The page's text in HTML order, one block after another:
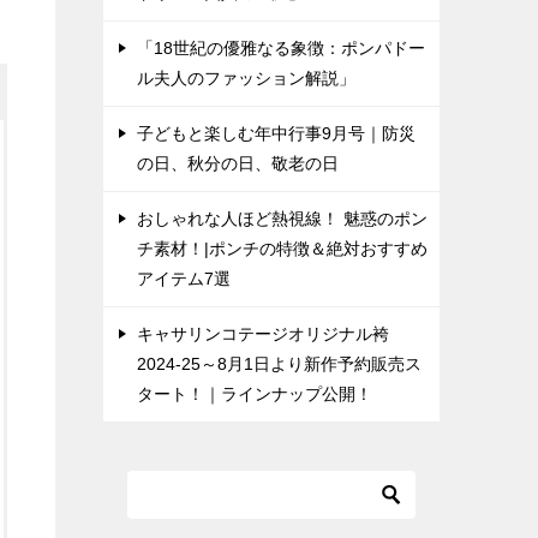
「18世紀の優雅なる象徴：ポンパドー
ル夫人のファッション解説」
子どもと楽しむ年中行事9月号｜防災
の日、秋分の日、敬老の日
おしゃれな人ほど熱視線！ 魅惑のポン
チ素材！|ポンチの特徴＆絶対おすすめ
アイテム7選
キャサリンコテージオリジナル袴
2024-25～8月1日より新作予約販売ス
タート！｜ラインナップ公開！